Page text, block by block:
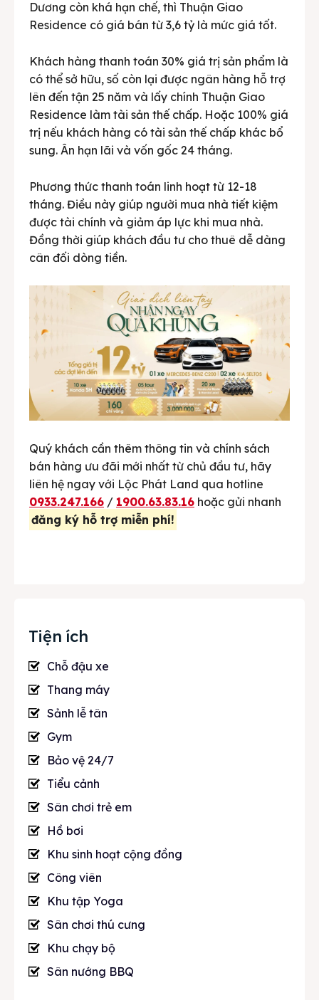
Dương còn khá hạn chế, thì Thuận Giao
Residence có giá bán từ 3,6 tỷ là mức giá tốt.
Khách hàng thanh toán 30% giá trị sản phẩm là
có thể sở hữu, số còn lại được ngân hàng hỗ trợ
lên đến tận 25 năm và lấy chính Thuận Giao
Residence làm tài sản thế chấp. Hoặc 100% giá
trị nếu khách hàng có tài sản thế chấp khác bổ
sung. Ân hạn lãi và vốn gốc 24 tháng.
Phương thức thanh toán linh hoạt từ 12-18
tháng. Điều này giúp người mua nhà tiết kiệm
được tài chính và giảm áp lực khi mua nhà.
Đồng thời giúp khách đầu tư cho thuê dễ dàng
cân đối dòng tiền.
Quý khách cần thêm thông tin và chính sách
bán hàng ưu đãi mới nhất từ chủ đầu tư, hãy
liên hệ ngay với Lộc Phát Land qua hotline
0933.247.166 / 1900.63.83.16 hoặc gửi nhanh
đăng ký hỗ trợ miễn phí!
Tiện ích
Chỗ đậu xe
Thang máy
Sảnh lễ tân
Gym
Bảo vệ 24/7
Tiểu cảnh
Sân chơi trẻ em
Hồ bơi
Khu sinh hoạt cộng đồng
Công viên
Khu tập Yoga
Sân chơi thú cưng
Khu chạy bộ
Sân nướng BBQ